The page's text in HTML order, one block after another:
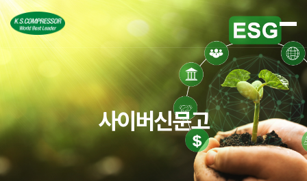
사이버신문고